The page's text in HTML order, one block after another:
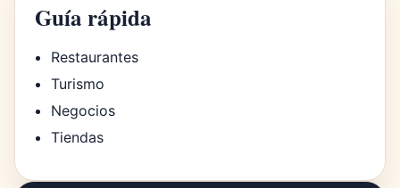
Guía rápida
Restaurantes
Turismo
Negocios
Tiendas